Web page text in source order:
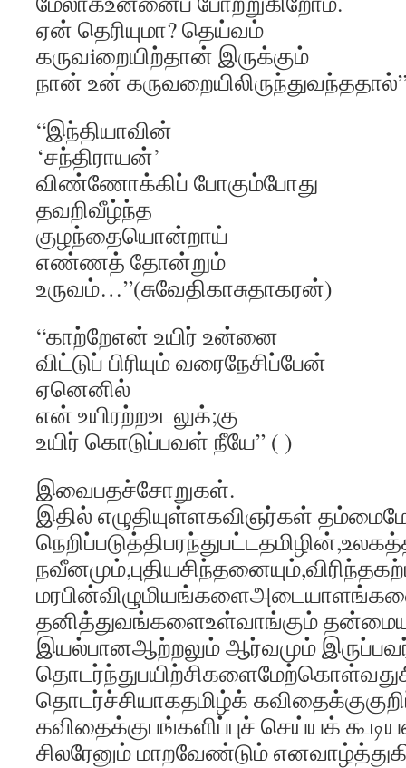
ஏன் தெரியுமா? தெய்வம்
கருவiறையிற்தான் இருக்கும்
நான் உன்
“இந்தியாவின்
‘சந்திராயன்’
விண்ணோக்கிப் போகும்போது
தவறிவீழ்ந்த
குழந்தையொன்றாய்
எண்ணத் தோன்றும்
உருவம்…”(சுவேதிகாசுதாகரன்)
“காற்றேஎன் உயிர் உன்னை
விட்டுப் பிரியும் வரைநேசிப்பேன்
ஏனெனில்
என் உயிரற்றஉடலுக்;கு
உயிர் கொடுப்பவள் நீயே” ( )
இவைபதச்சோறுகள்.
இதில் எழுதியுள்ளகவிஞர்கள்
தனித்துவங்களைஉள்வாங்கும்
இயல்பானஆற்றலும் ஆர்வமும்
தொடர்ச்சியாகதமிழ்க்
கவிதைக்குபங்களிப்புச் செய்யக்
சிலரேனும் மாறவேண்டும்